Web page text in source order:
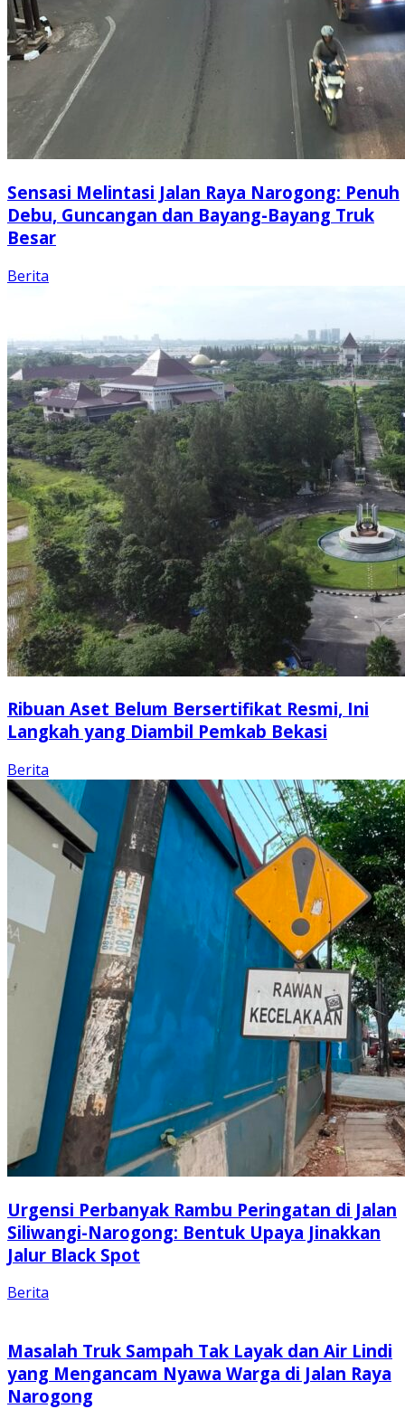
Sensasi Melintasi Jalan Raya Narogong: Penuh
Debu, Guncangan dan Bayang-Bayang Truk
Besar
Berita
Ribuan Aset Belum Bersertifikat Resmi, Ini
Langkah yang Diambil Pemkab Bekasi
Berita
Urgensi Perbanyak Rambu Peringatan di Jalan
Siliwangi-Narogong: Bentuk Upaya Jinakkan
Jalur Black Spot
Berita
Masalah Truk Sampah Tak Layak dan Air Lindi
yang Mengancam Nyawa Warga di Jalan Raya
Narogong